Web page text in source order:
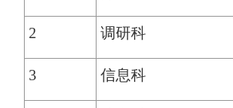
2 调研科
3 信息科